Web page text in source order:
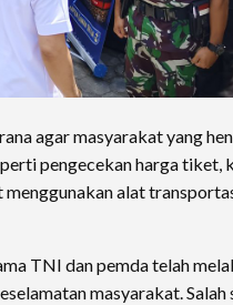
agar masyarakat yang
pengecekan harga tiket,
alat
TNI dan pemda telah
masyarakat. Salah